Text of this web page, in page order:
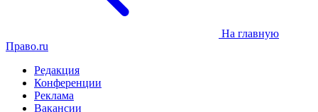
На главную
Право.ru
Редакция
Конференции
Реклама
Вакансии